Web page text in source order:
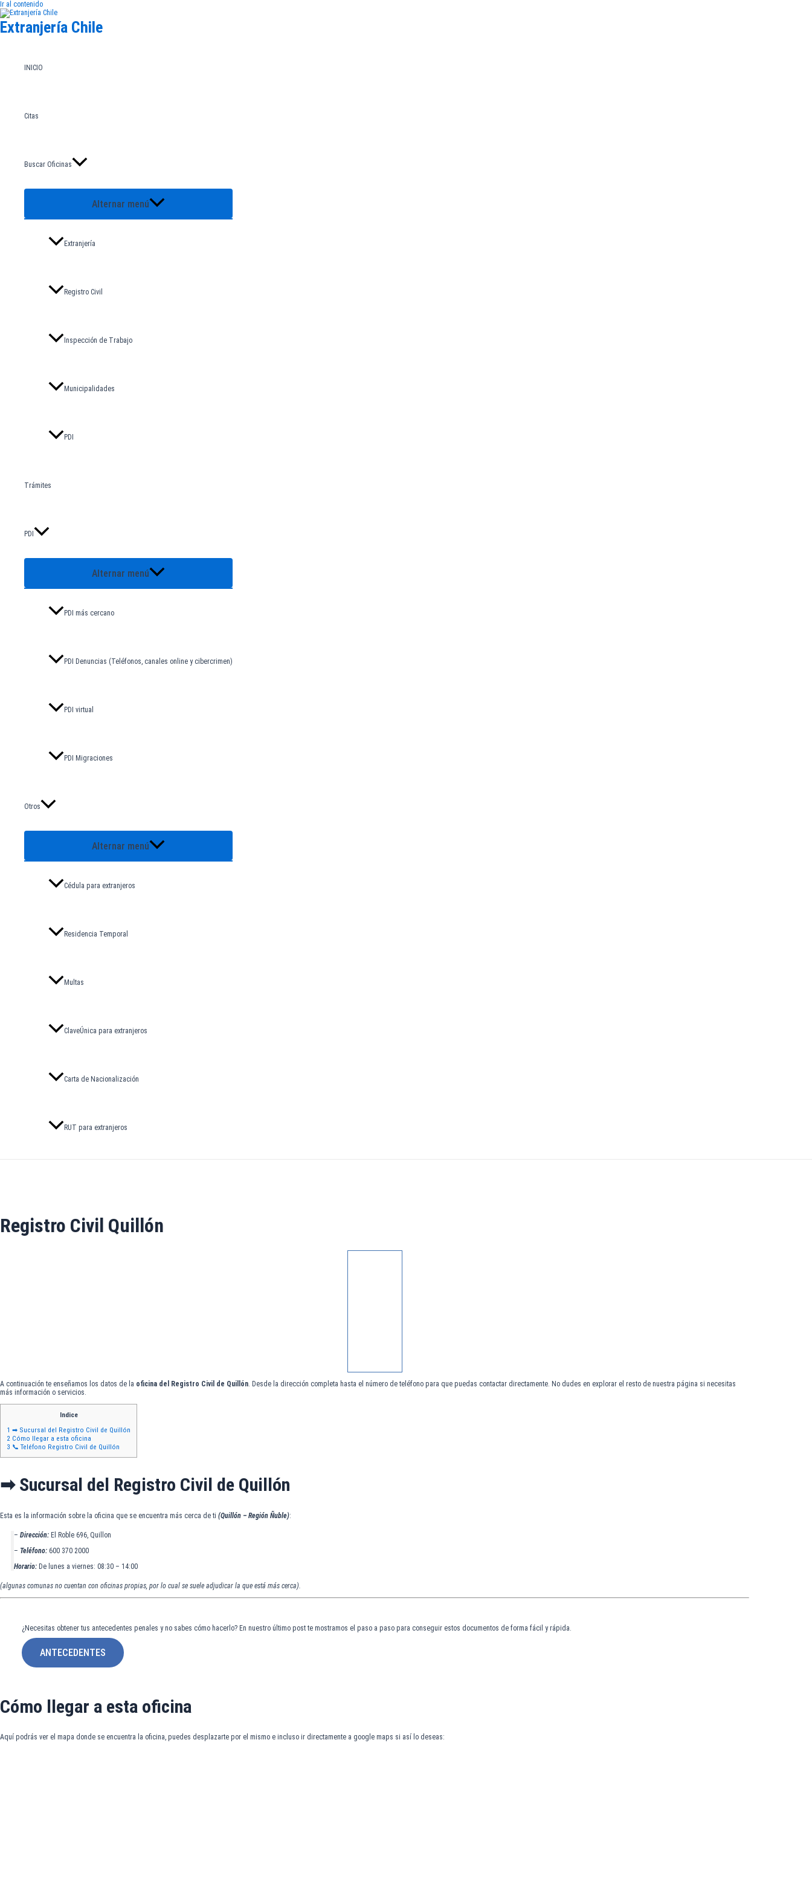
Ir al contenido
Extranjería Chile
INICIO
Citas
Buscar Oficinas
Alternar menú
Extranjería
Registro Civil
Inspección de Trabajo
Municipalidades
PDI
Trámites
PDI
Alternar menú
PDI más cercano
PDI Denuncias (Teléfonos, canales online y cibercrimen)
PDI virtual
PDI Migraciones
Otros
Alternar menú
Cédula para extranjeros
Residencia Temporal
Multas
ClaveÚnica para extranjeros
Carta de Nacionalización
RUT para extranjeros
Registro Civil Quillón
A continuación te enseñamos los datos de la oficina del Registro Civil de Quillón. Desde la dirección completa hasta el número de teléfono para que puedas contactar directamente. No dudes en explorar el resto de nuestra página si necesitas
más información o servicios.
Indice
1 ➡ Sucursal del Registro Civil de Quillón
2 Cómo llegar a esta oficina
3 📞 Teléfono Registro Civil de Quillón
➡ Sucursal del Registro Civil de Quillón
Esta es la información sobre la oficina que se encuentra más cerca de ti (Quillón – Región Ñuble):
– Dirección: El Roble 696, Quillon
– Teléfono: 600 370 2000
Horario: De lunes a viernes: 08:30 – 14:00
(algunas comunas no cuentan con oficinas propias, por lo cual se suele adjudicar la que está más cerca).
¿Necesitas obtener tus antecedentes penales y no sabes cómo hacerlo? En nuestro último post te mostramos el paso a paso para conseguir estos documentos de forma fácil y rápida.
ANTECEDENTES
Cómo llegar a esta oficina
Aquí podrás ver el mapa donde se encuentra la oficina, puedes desplazarte por el mismo e incluso ir directamente a google maps si así lo deseas: